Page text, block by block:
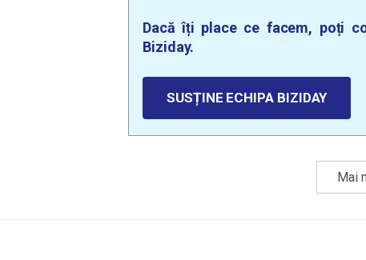
Dacă îți place ce facem, poți
Biziday.
SUSȚINE ECHIPA BIZIDAY
Mai